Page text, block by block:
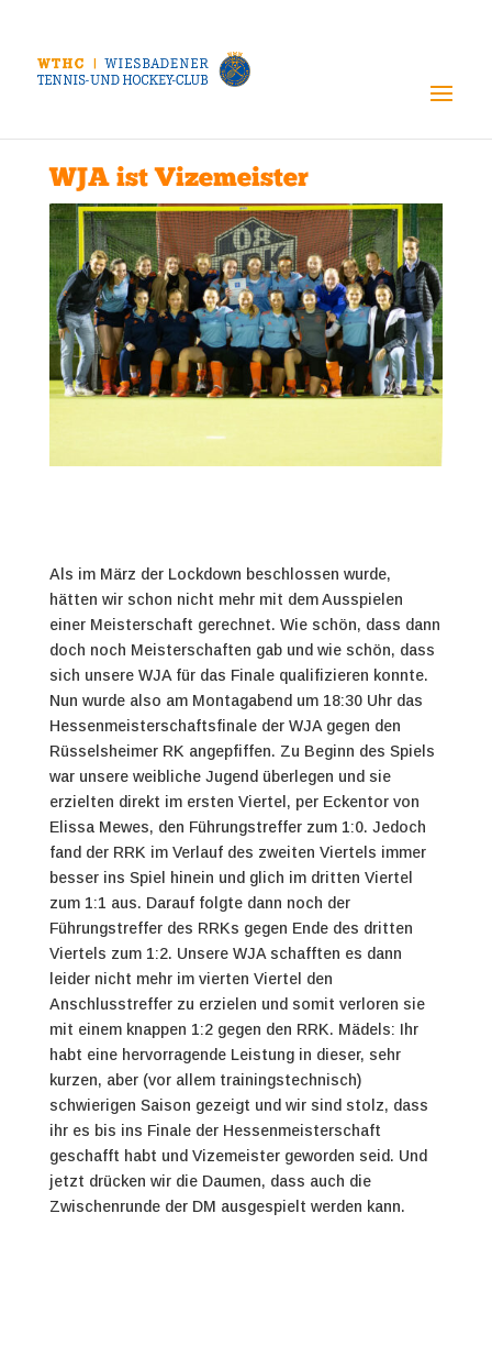
WJA ist Vizemeister
Als im März der Lockdown beschlossen wurde,
hätten wir schon nicht mehr mit dem Ausspielen
einer Meisterschaft gerechnet. Wie schön, dass dann
doch noch Meisterschaften gab und wie schön, dass
sich unsere WJA für das Finale qualifizieren konnte.
Nun wurde also am Montagabend um 18:30 Uhr das
Hessenmeisterschaftsfinale der WJA gegen den
Rüsselsheimer RK angepfiffen. Zu Beginn des Spiels
war unsere weibliche Jugend überlegen und sie
erzielten direkt im ersten Viertel, per Eckentor von
Elissa Mewes, den Führungstreffer zum 1:0. Jedoch
fand der RRK im Verlauf des zweiten Viertels immer
besser ins Spiel hinein und glich im dritten Viertel
zum 1:1 aus. Darauf folgte dann noch der
Führungstreffer des RRKs gegen Ende des dritten
Viertels zum 1:2. Unsere WJA schafften es dann
leider nicht mehr im vierten Viertel den
Anschlusstreffer zu erzielen und somit verloren sie
mit einem knappen 1:2 gegen den RRK. Mädels: Ihr
habt eine hervorragende Leistung in dieser, sehr
kurzen, aber (vor allem trainingstechnisch)
schwierigen Saison gezeigt und wir sind stolz, dass
ihr es bis ins Finale der Hessenmeisterschaft
geschafft habt und Vizemeister geworden seid. Und
jetzt drücken wir die Daumen, dass auch die
Zwischenrunde der DM ausgespielt werden kann.